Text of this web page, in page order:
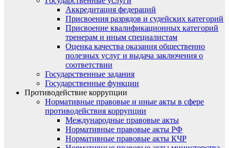
Аккредитация федераций
Присвоения разрядов и судейских категорий
Присвоение квалификационных категорий
тренерам и иным специалистам
Оценка качества оказания общественно
полезных услуг и выдача заключения о
соответствии
Государственные задания
Государственные функции
Противодействие коррупции
Нормативные правовые и иные акты в сфере
противодействия коррупции
Международные правовые акты
Нормативные правовые акты РФ
Нормативные правовые акты КЧР